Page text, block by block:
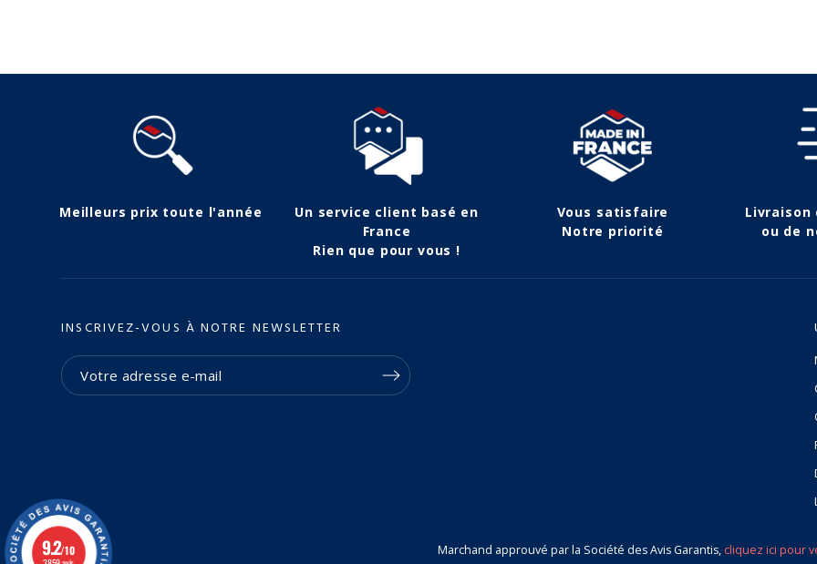
(2 avis)
Meilleurs prix toute l'année
Un service client basé en
France
Rien que pour vous !
Vous satisfaire
Notre priorité
ou de
INSCRIVEZ-VOUS À NOTRE NEWSLETTER
Marchand approuvé par la Société des Avis Garantis, cliquez ici pour
9.2/10